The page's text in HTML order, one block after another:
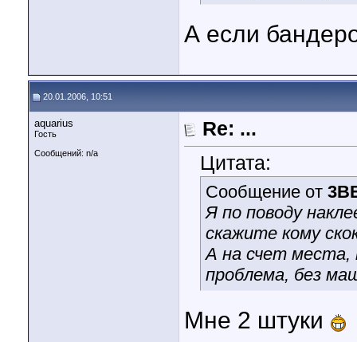
А если
20.01.2006, 10:51
aquarius
Гость
Сообщений: n/a
Re: ...
Цитата:
Сообщение от
Я по поводу
скажите кому
А на счет места,
проблема, без
Мне 2 штуки